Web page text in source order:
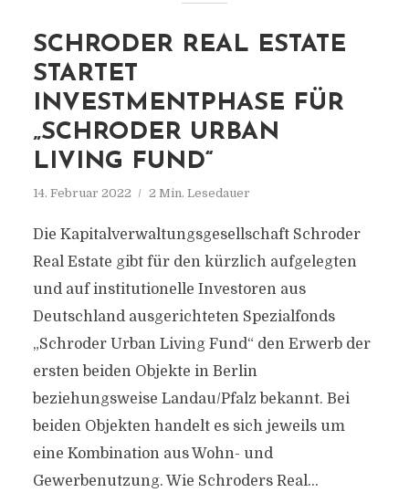
SCHRODER REAL ESTATE
STARTET
INVESTMENTPHASE FÜR
„SCHRODER URBAN
LIVING FUND“
14. Februar 2022 2 Min. Lesedauer
Die Kapitalverwaltungsgesellschaft Schroder
Real Estate gibt für den kürzlich aufgelegten
und auf institutionelle Investoren aus
Deutschland ausgerichteten Spezialfonds
„Schroder Urban Living Fund“ den Erwerb der
ersten beiden Objekte in Berlin
beziehungsweise Landau/Pfalz bekannt. Bei
beiden Objekten handelt es sich jeweils um
eine Kombination aus Wohn- und
Gewerbenutzung. Wie Schroders Real...